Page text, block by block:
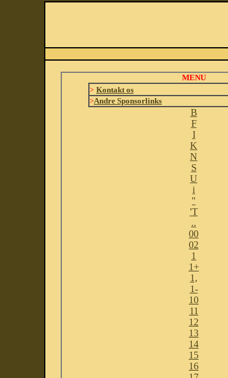
MENU
> Kontakt os
>Andre Sponsorlinks
B
F
I
K
N
S
U
i
''
'T
..
00
02
1
1+
1,
1-
10
11
12
13
14
15
16